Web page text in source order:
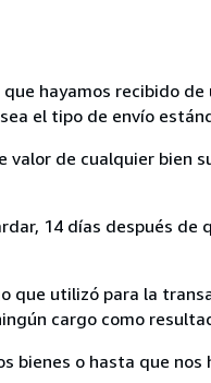
hayamos recibido
el tipo de envío
de cualquier bien
14 días después
utilizó para la
cargo como
bienes o hasta que